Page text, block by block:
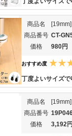
商品名
商品番号 CT-
価格
980円
おすすめ度
丁度よいサイズで
商品名
商品番号
価格
3,192円